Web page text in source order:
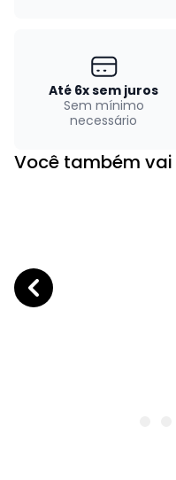
Até 6x sem juros
Sem mínimo
necessário
Você também